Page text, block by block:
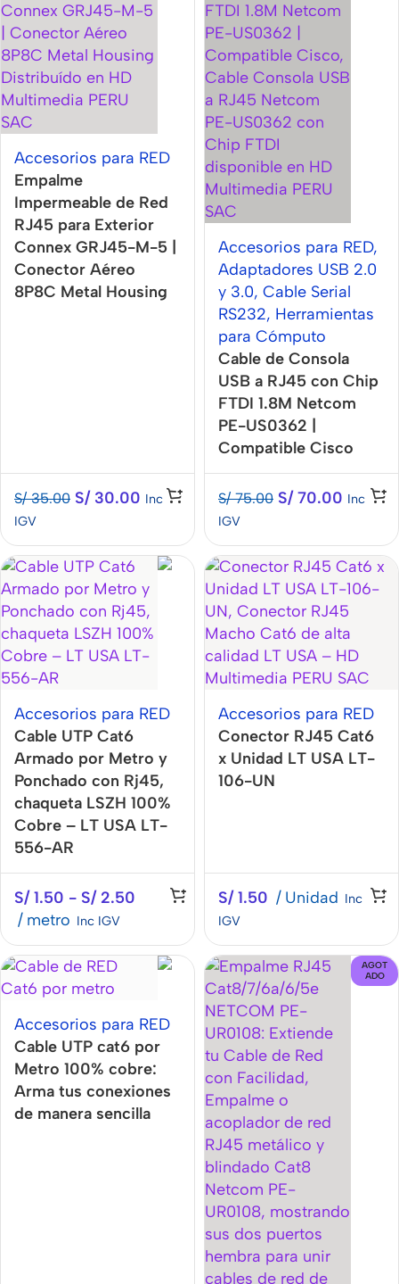
Accesorios para RED
Empalme
Impermeable de Red
RJ45 para Exterior
Connex GRJ45-M-5 |
Conector Aéreo
8P8C Metal Housing
S/35.00 S/30.00 Inc
IGV
Accesorios para RED,
Adaptadores USB 2.0
y 3.0, Cable Serial
RS232, Herramientas
para Cómputo
Cable de Consola
USB a RJ45 con Chip
FTDI 1.8M Netcom
PE-US0362 |
Compatible Cisco
S/75.00 S/70.00 Inc
IGV
Accesorios para RED
Cable UTP Cat6
Armado por Metro y
Ponchado con Rj45,
chaqueta LSZH 100%
Cobre – LT USA LT-
556-AR
S/1.50 - S/2.50
metro Inc IGV
Accesorios para RED
Conector RJ45 Cat6
x Unidad LT USA LT-
106-UN
S/1.50 Unidad Inc
IGV
Accesorios para RED
Cable UTP cat6 por
Metro 100% cobre:
Arma tus conexiones
de manera sencilla
AGOT
ADO